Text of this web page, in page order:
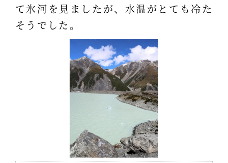
て氷河を見ましたが、水温がとても冷た
そうでした。